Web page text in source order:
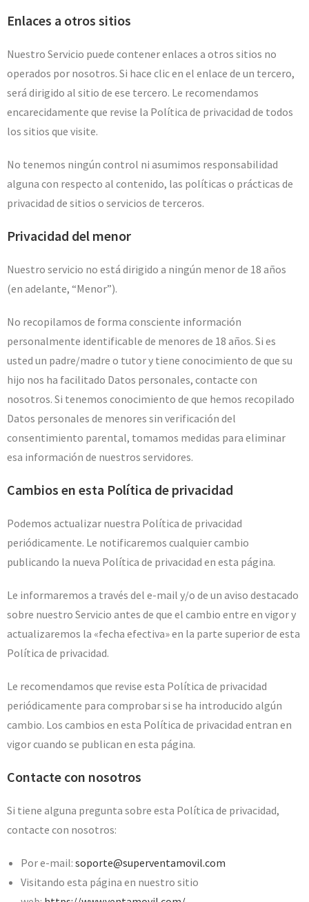
Enlaces a otros sitios
Nuestro Servicio puede contener enlaces a otros sitios no
operados por nosotros. Si hace clic en el enlace de un tercero,
será dirigido al sitio de ese tercero. Le recomendamos
encarecidamente que revise la Política de privacidad de todos
los sitios que visite.
No tenemos ningún control ni asumimos responsabilidad
alguna con respecto al contenido, las políticas o prácticas de
privacidad de sitios o servicios de terceros.
Privacidad del menor
Nuestro servicio no está dirigido a ningún menor de 18 años
(en adelante, “Menor”).
No recopilamos de forma consciente información
personalmente identificable de menores de 18 años. Si es
usted un padre/madre o tutor y tiene conocimiento de que su
hijo nos ha facilitado Datos personales, contacte con
nosotros. Si tenemos conocimiento de que hemos recopilado
Datos personales de menores sin verificación del
consentimiento parental, tomamos medidas para eliminar
esa información de nuestros servidores.
Cambios en esta Política de privacidad
Podemos actualizar nuestra Política de privacidad
periódicamente. Le notificaremos cualquier cambio
publicando la nueva Política de privacidad en esta página.
Le informaremos a través del e-mail y/o de un aviso destacado
sobre nuestro Servicio antes de que el cambio entre en vigor y
actualizaremos la «fecha efectiva» en la parte superior de esta
Política de privacidad.
Le recomendamos que revise esta Política de privacidad
periódicamente para comprobar si se ha introducido algún
cambio. Los cambios en esta Política de privacidad entran en
vigor cuando se publican en esta página.
Contacte con nosotros
Si tiene alguna pregunta sobre esta Política de privacidad,
contacte con nosotros:
Por e-mail: soporte@superventamovil.com
Visitando esta página en nuestro sitio